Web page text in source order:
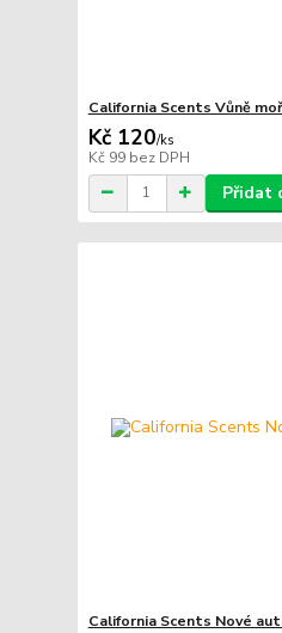
California Scents Vůně
Kč 120/ks
Kč 99 bez DPH
Přidat
California Scents Nové